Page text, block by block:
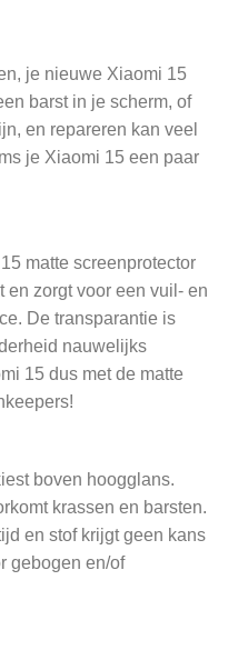
je nieuwe Xiaomi 15
barst in je scherm, of
en repareren kan veel
je Xiaomi 15 een paar
matte screenprotector
en zorgt voor een vuil- en
De transparantie is
nauwelijks
15 dus met de matte
boven hoogglans.
krassen en barsten.
en stof krijgt geen kans
gebogen en/of